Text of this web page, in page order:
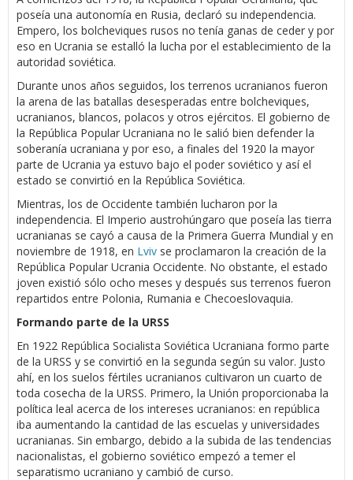
poseía una autonomía en Rusia, declaró su independencia.
Empero, los bolcheviques rusos no tenía ganas de ceder y por
eso en Ucrania se estalló la lucha por el establecimiento de la
autoridad soviética.
Durante unos años seguidos, los terrenos ucranianos fueron
la arena de las batallas desesperadas entre bolcheviques,
ucranianos, blancos, polacos y otros ejércitos. El gobierno de
la República Popular Ucraniana no le salió bien defender la
soberanía ucraniana y por eso, a finales del 1920 la mayor
parte de Ucrania ya estuvo bajo el poder soviético y así el
estado se convirtió en la República Soviética.
Mientras, los de Occidente también lucharon por la
independencia. El Imperio austrohúngaro que poseía las tierra
ucranianas se cayó a causa de la Primera Guerra Mundial y en
noviembre de 1918, en Lviv se proclamaron la creación de la
República Popular Ucrania Occidente. No obstante, el estado
joven existió sólo ocho meses y después sus terrenos fueron
repartidos entre Polonia, Rumania e Checoeslovaquia.
Formando parte de la URSS
En 1922 República Socialista Soviética Ucraniana formo parte
de la URSS y se convirtió en la segunda según su valor. Justo
ahí, en los suelos fértiles ucranianos cultivaron un cuarto de
toda cosecha de la URSS. Primero, la Unión proporcionaba la
política leal acerca de los intereses ucranianos: en república
iba aumentando la cantidad de las escuelas y universidades
ucranianas. Sin embargo, debido a la subida de las tendencias
nacionalistas, el gobierno soviético empezó a temer el
separatismo ucraniano y cambió de curso.